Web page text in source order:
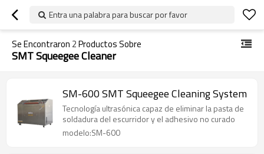
Entra una palabra para buscar por favor
Se Encontraron 2Productos Sobre
SMT Squeegee Cleaner
SM-600 SMT Squeegee Cleaning System
Tecnología ultrasónica capaz de eliminar la pasta de
soldadura del escurridor y el adhesivo no curado
modelo:SM-600